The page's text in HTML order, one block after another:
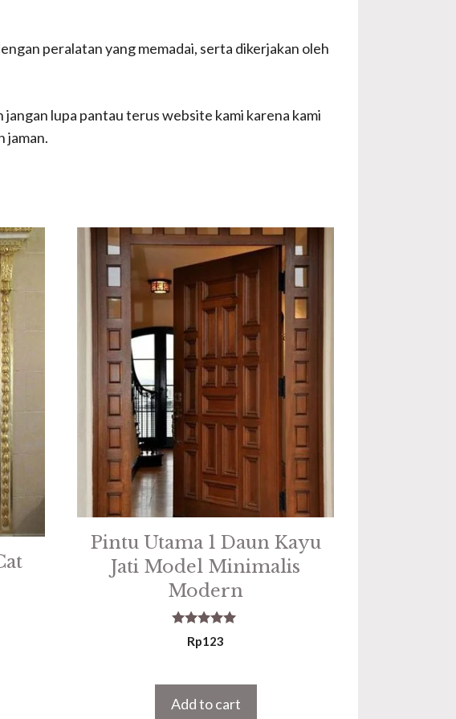
peralatan yang memadai, serta dikerjakan oleh
lupa pantau terus website kami karena kami
jaman.
Pintu Utama 1 Daun Kayu
Jati Model Minimalis
Modern
5.00
out of 5
Rp123
Add to cart